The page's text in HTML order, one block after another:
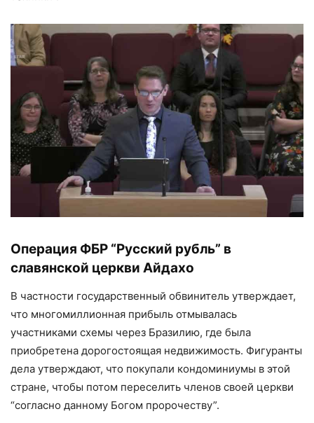
Операция ФБР “Русский рубль” в
славянской церкви Айдахо
В частности государственный обвинитель утверждает,
что многомиллионная прибыль отмывалась
участниками схемы через Бразилию, где была
приобретена дорогостоящая недвижимость. Фигуранты
дела утверждают, что покупали кондоминиумы в этой
стране, чтобы потом переселить членов своей церкви
“согласно данному Богом пророчеству”.